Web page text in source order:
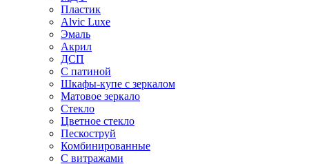
Пластик
Alvic Luxe
Эмаль
Акрил
ДСП
С патиной
Шкафы-купе с зеркалом
Матовое зеркало
Стекло
Цветное стекло
Пескоструй
Комбинированные
С витражами